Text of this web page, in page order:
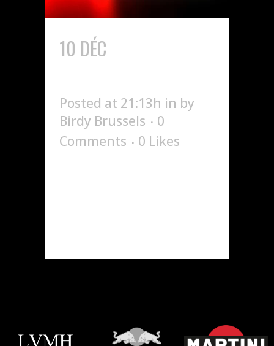
10 DÉC
Posted at 21:13h in by
Birdy Brussels
0
Comments
0 Likes